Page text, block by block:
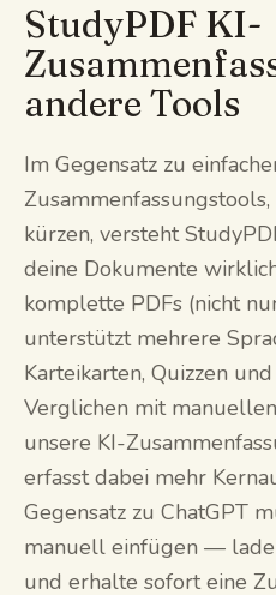
StudyPDF KI-
andere Tools
Im Gegensatz zu
kürzen, versteht
deine Dokumente
komplette PDFs (nicht
unterstützt mehrere
Karteikarten, Quizzen
Verglichen mit
unsere KI-
erfasst dabei mehr
Gegensatz zu ChatGPT
manuell einfügen — lade
und erhalte sofort eine